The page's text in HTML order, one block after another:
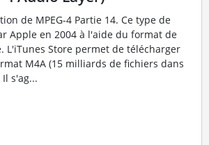
de MPEG-4 Partie 14. Ce type de
Apple en 2004 à l'aide du format de
L'iTunes Store permet de télécharger
M4A (15 milliards de fichiers dans
s'ag...